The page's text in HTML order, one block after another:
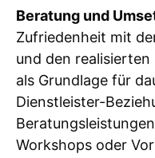
Beratung und
Zufriedenheit mit
und den
als Grundlage für
Dienstleister-
Workshops oder